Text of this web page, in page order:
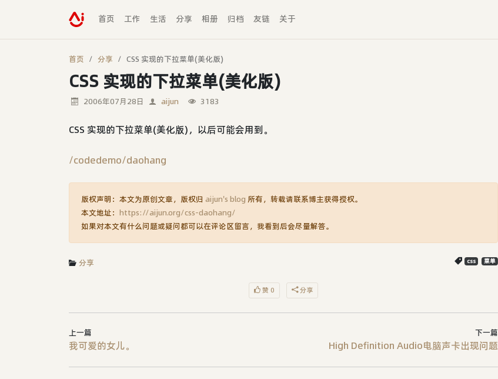
首页 工作 生活 分享 相册 归档 友链 关于
首页 分享 CSS 实现的下拉菜单(美化版)
CSS 实现的下拉菜单(美化版)
2006年07月28日 aijun 3183
CSS 实现的下拉菜单(美化版)，以后可能会用到。
/codedemo/daohang
版权声明：本文为原创文章，版权归 aijun's blog 所有，转载请联系博主获得授权。
本文地址： https://aijun.org/css-daohang/
如果对本文有什么问题或疑问都可以在评论区留言，我看到后会尽量解答。
分享 css 菜单
赞 0 分享
上一篇
我可爱的女儿。
下一篇
High Definition Audio电脑声卡出现问题